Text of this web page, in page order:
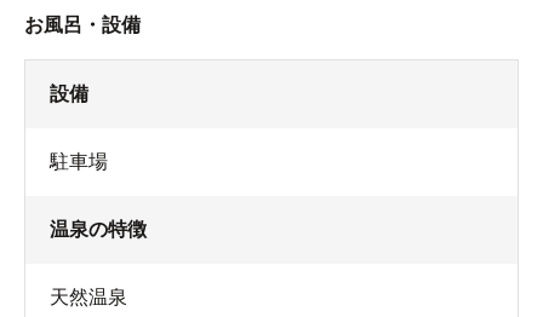
お風呂・設備
設備
駐車場
温泉の特徴
天然温泉